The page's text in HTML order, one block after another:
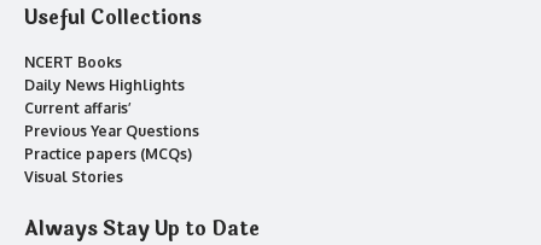
Useful Collections
NCERT Books
Daily News Highlights
Current affaris’
Previous Year Questions
Practice papers (MCQs)
Visual Stories
Always Stay Up to Date